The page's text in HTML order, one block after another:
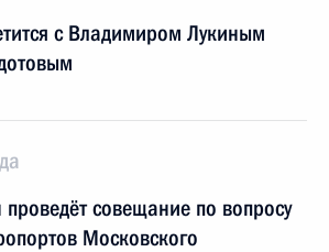
с Владимиром Лукиным
совещание по вопросу
Московского